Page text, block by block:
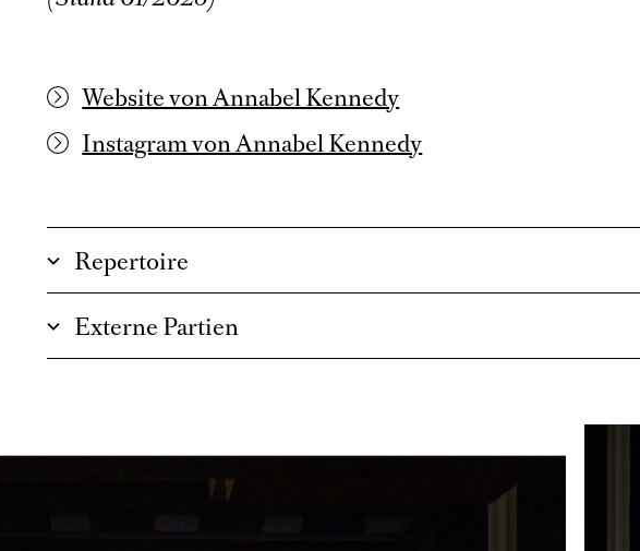
Website von Annabel Kennedy
Instagram von Annabel Kennedy
Repertoire
Externe Partien